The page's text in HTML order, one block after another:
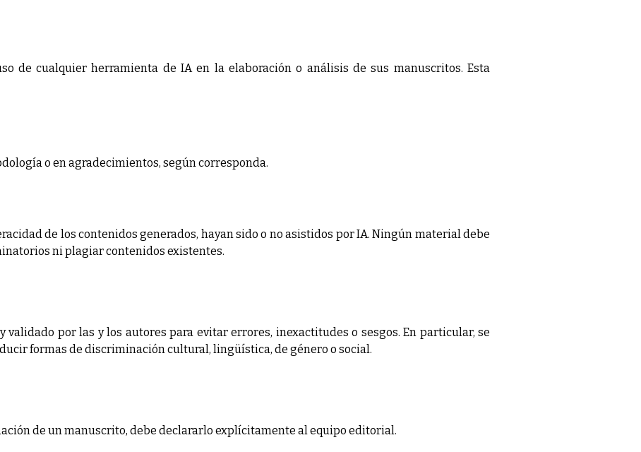
de cualquier herramienta de IA en la elaboración o análisis de sus manuscritos. Esta
o en agradecimientos, según corresponda.
de los contenidos generados, hayan sido o no asistidos por IA. Ningún material debe
ni plagiar contenidos existentes.
por las y los autores para evitar errores, inexactitudes o sesgos. En particular, se
formas de discriminación cultural, lingüística, de género o social.
de un manuscrito, debe declararlo explícitamente al equipo editorial.